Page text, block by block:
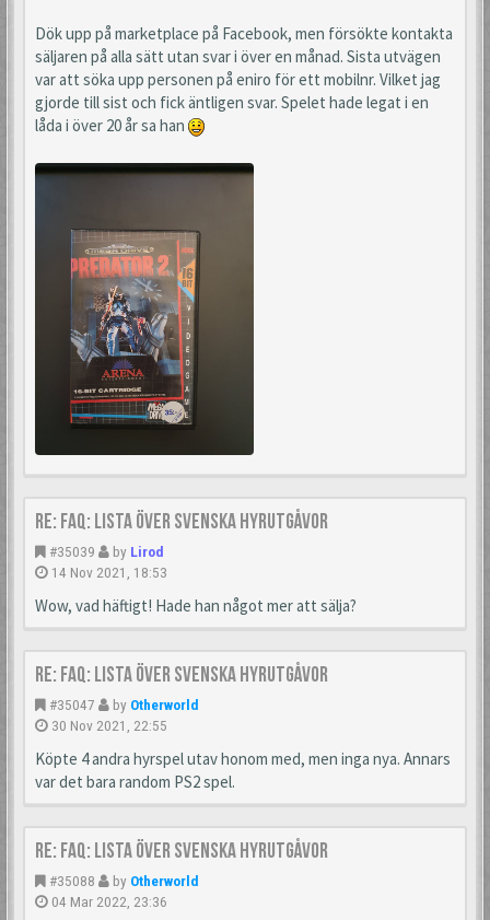
Dök upp på marketplace på Facebook, men försökte kontakta
säljaren på alla sätt utan svar i över en månad. Sista utvägen
var att söka upp personen på eniro för ett mobilnr. Vilket jag
gjorde till sist och fick äntligen svar. Spelet hade legat i en
låda i över 20 år sa han
Re: FAQ: Lista över svenska hyrutgåvor
#35039 by Lirod
14 Nov 2021, 18:53
Wow, vad häftigt! Hade han något mer att sälja?
Re: FAQ: Lista över svenska hyrutgåvor
#35047 by Otherworld
30 Nov 2021, 22:55
Köpte 4 andra hyrspel utav honom med, men inga nya. Annars
var det bara random PS2 spel.
Re: FAQ: Lista över svenska hyrutgåvor
#35088 by Otherworld
04 Mar 2022, 23:36